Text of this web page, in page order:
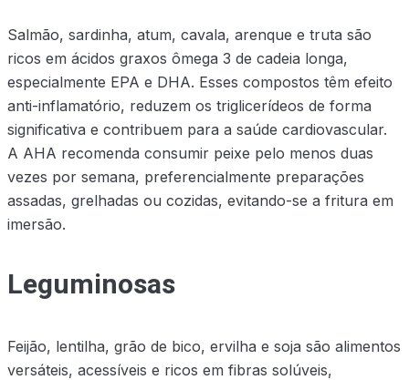
Salmão, sardinha, atum, cavala, arenque e truta são
ricos em ácidos graxos ômega 3 de cadeia longa,
especialmente EPA e DHA. Esses compostos têm efeito
anti-inflamatório, reduzem os triglicerídeos de forma
significativa e contribuem para a saúde cardiovascular.
A AHA recomenda consumir peixe pelo menos duas
vezes por semana, preferencialmente preparações
assadas, grelhadas ou cozidas, evitando-se a fritura em
imersão.
Leguminosas
Feijão, lentilha, grão de bico, ervilha e soja são alimentos
versáteis, acessíveis e ricos em fibras solúveis,